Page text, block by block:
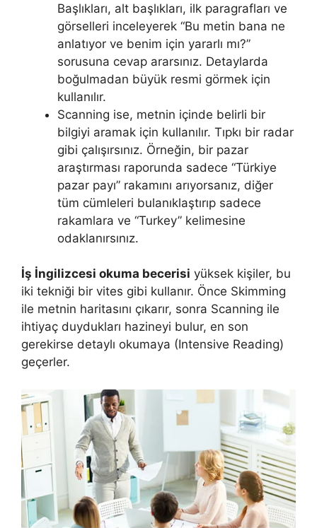
Başlıkları, alt başlıkları, ilk paragrafları ve
görselleri inceleyerek “Bu metin bana ne
anlatıyor ve benim için yararlı mı?”
sorusuna cevap ararsınız. Detaylarda
boğulmadan büyük resmi görmek için
kullanılır.
Scanning ise, metnin içinde belirli bir
bilgiyi aramak için kullanılır. Tıpkı bir radar
gibi çalışırsınız. Örneğin, bir pazar
araştırması raporunda sadece “Türkiye
pazar payı” rakamını arıyorsanız, diğer
tüm cümleleri bulanıklaştırıp sadece
rakamlara ve “Turkey” kelimesine
odaklanırsınız.
İş İngilizcesi okuma becerisi yüksek kişiler, bu
iki tekniği bir vites gibi kullanır. Önce Skimming
ile metnin haritasını çıkarır, sonra Scanning ile
ihtiyaç duydukları hazineyi bulur, en son
gerekirse detaylı okumaya (Intensive Reading)
geçerler.